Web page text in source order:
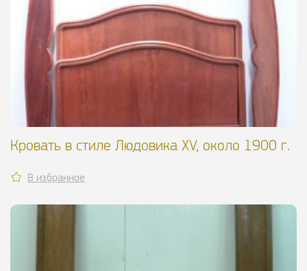
Кровать в стиле Людовика XV, около 1900 г.
В избранное